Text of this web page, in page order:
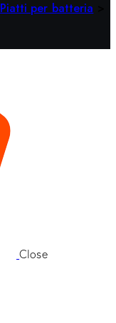
Piatti per batteria
Close